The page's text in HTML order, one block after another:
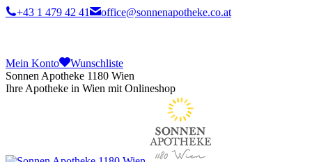
+43 1 479 42 41 office@sonnenapotheke.co.at
Mein Konto
Wunschliste
Sonnen Apotheke 1180 Wien
Ihre Apotheke in Wien mit Onlineshop